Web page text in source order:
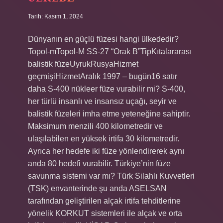
Tarih: Kasım 1, 2024
Dünyanın en güçlü füzesi hangi ülkededir?
Topol-mTopol-M SS-27 “Orak B”TipKıtalararası
balistik füzeUyrukRusyaHizmet
geçmişiHizmetAralık 1997 – bugün16 satır
daha S-400 nükleer füze vurabilir mi? S-400,
her türlü insanlı ve insansız uçağı, seyir ve
balistik füzeleri imha etme yeteneğine sahiptir.
Maksimum menzili 400 kilometredir ve
ulaşılabilen en yüksek irtifa 30 kilometredir.
Ayrıca her hedefe iki füze yönlendirerek aynı
anda 80 hedefi vurabilir. Türkiye’nin füze
savunma sistemi var mı? Türk Silahlı Kuvvetleri
(TSK) envanterinde şu anda ASELSAN
tarafından geliştirilen alçak irtifa tehditlerine
yönelik KORKUT sistemleri ile alçak ve orta